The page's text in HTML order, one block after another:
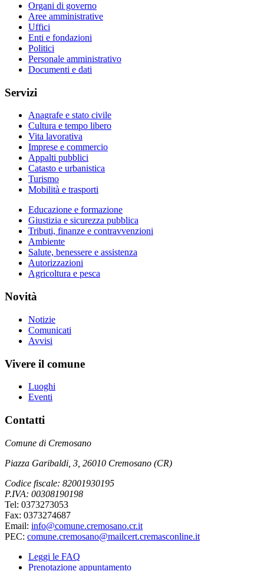
Organi di governo
Aree amministrative
Uffici
Enti e fondazioni
Politici
Personale amministrativo
Documenti e dati
Servizi
Anagrafe e stato civile
Cultura e tempo libero
Vita lavorativa
Imprese e commercio
Appalti pubblici
Catasto e urbanistica
Turismo
Mobilità e trasporti
Educazione e formazione
Giustizia e sicurezza pubblica
Tributi, finanze e contravvenzioni
Ambiente
Salute, benessere e assistenza
Autorizzazioni
Agricoltura e pesca
Novità
Notizie
Comunicati
Avvisi
Vivere il comune
Luoghi
Eventi
Contatti
Comune di Cremosano
Piazza Garibaldi, 3, 26010 Cremosano (CR)
Codice fiscale: 82001930195
P.IVA: 00308190198
Tel: 0373273053
Fax: 0373274687
Email: info@comune.cremosano.cr.it
PEC: comune.cremosano@mailcert.cremasconline.it
Leggi le FAQ
Prenotazione appuntamento